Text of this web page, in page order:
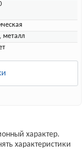
металл
характер.
характеристики